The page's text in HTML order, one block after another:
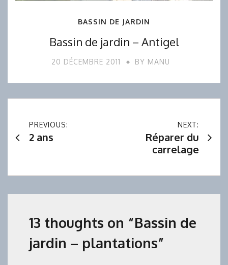
BASSIN DE JARDIN
Bassin de jardin – Antigel
20 DÉCEMBRE 2011 BY MANU
Navigation
PREVIOUS:
2 ans
NEXT:
Réparer du
carrelage
13 thoughts on “Bassin de
jardin – plantations”